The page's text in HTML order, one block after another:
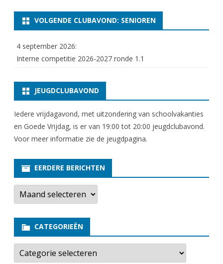
VOLGENDE CLUBAVOND: SENIOREN
4 september 2026:
Interne competitie 2026-2027 ronde 1.1
JEUGDCLUBAVOND
Iedere vrijdagavond, met uitzondering van schoolvakanties
en Goede Vrijdag, is er van 19:00 tot 20:00 jeugdclubavond.
Voor meer informatie zie de jeugdpagina.
EERDERE BERICHTEN
E
r
e
e
b
r
CATEGORIEËN
C